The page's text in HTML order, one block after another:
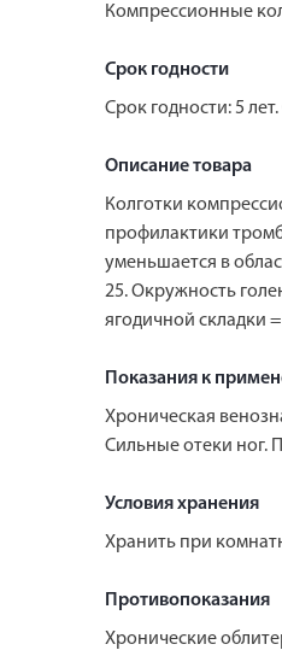
Компрессионные
Срок годности
Срок годности: 5
Описание товара
Колготки
профилактики
уменьшается в
25. Окружность
ягодичной складки
Показания к
Хроническая
Cильные отеки ног.
Условия хранения
Хранить при
Противопоказания
Хронические